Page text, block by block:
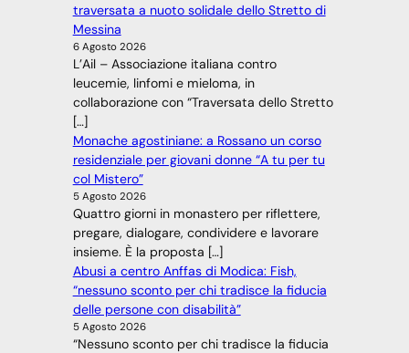
traversata a nuoto solidale dello Stretto di
Messina
6 Agosto 2026
L’Ail – Associazione italiana contro
leucemie, linfomi e mieloma, in
collaborazione con “Traversata dello Stretto
[…]
Monache agostiniane: a Rossano un corso
residenziale per giovani donne “A tu per tu
col Mistero”
5 Agosto 2026
Quattro giorni in monastero per riflettere,
pregare, dialogare, condividere e lavorare
insieme. È la proposta […]
Abusi a centro Anffas di Modica: Fish,
“nessuno sconto per chi tradisce la fiducia
delle persone con disabilità”
5 Agosto 2026
“Nessuno sconto per chi tradisce la fiducia